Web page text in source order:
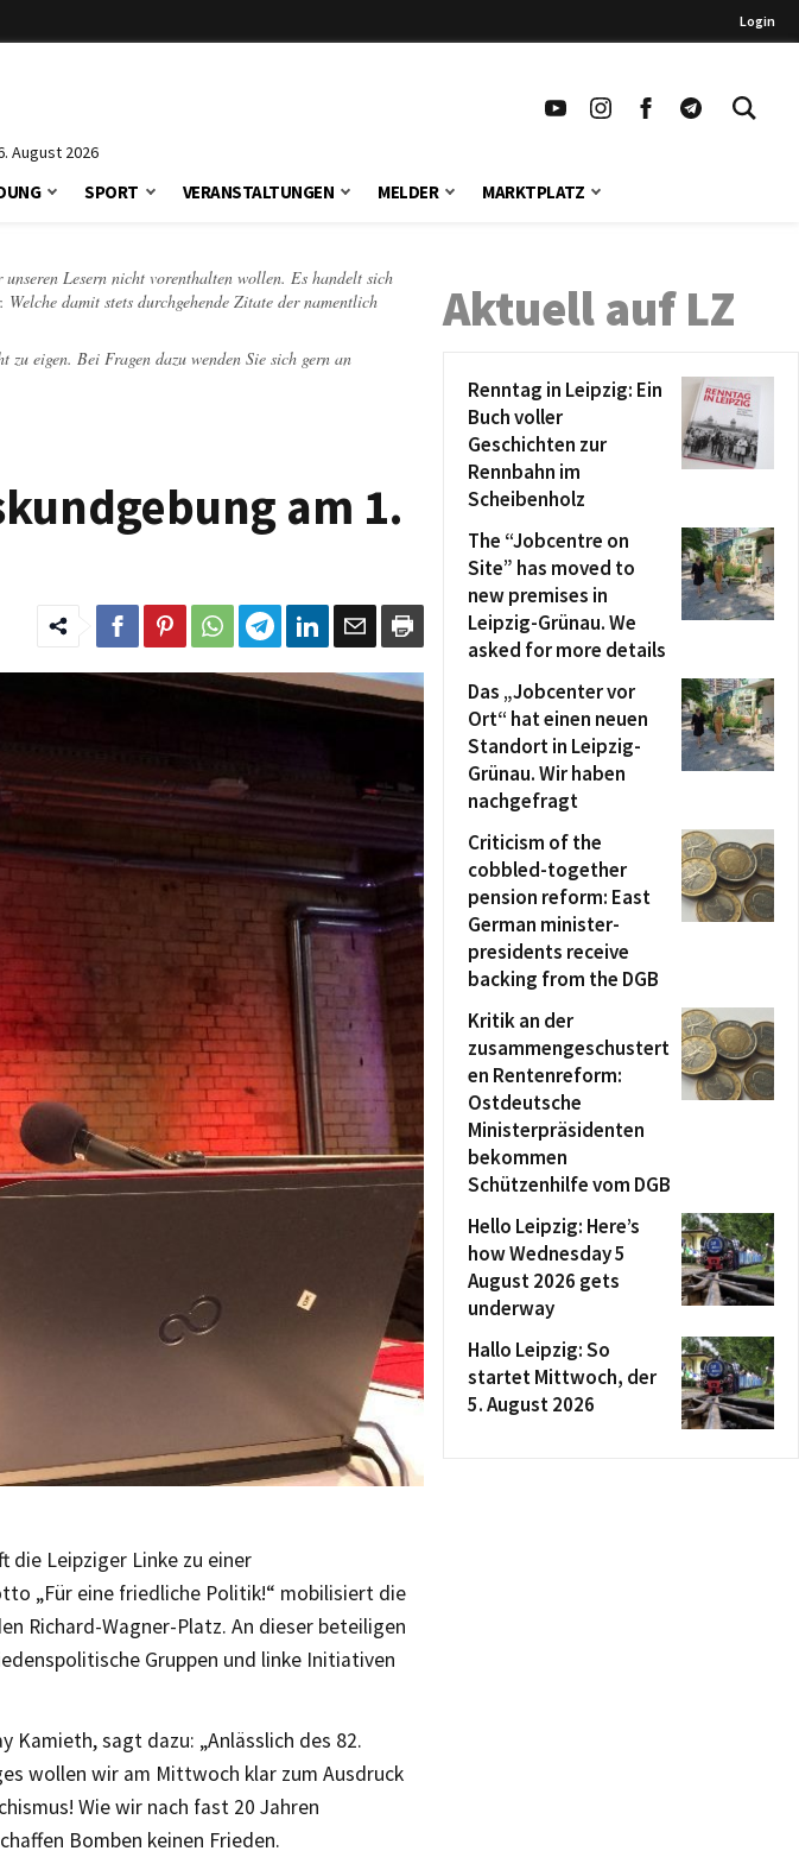
Login
August 2026
SPORT VERANSTALTUNGEN MELDER MARKTPLATZ
Lesern nicht vorenthalten wollen. Es handelt sich
damit stets durchgehende Zitate der namentlich
eigen. Bei Fragen dazu wenden Sie sich gern an
am 1.
die Leipziger Linke zu einer
„Für eine friedliche Politik!“ mobilisiert die
Richard-Wagner-Platz. An dieser beteiligen
Gruppen und linke Initiativen
Kamieth, sagt dazu: „Anlässlich des 82.
wollen wir am Mittwoch klar zum Ausdruck
Wie wir nach fast 20 Jahren
Bomben keinen Frieden.
Aktuell auf LZ
Renntag in Leipzig: Ein
Buch voller
Geschichten zur
Rennbahn im
Scheibenholz
The “Jobcentre on
Site” has moved to
new premises in
Leipzig-Grünau. We
asked for more details
Das „Jobcenter vor
Ort“ hat einen neuen
Standort in Leipzig-
Grünau. Wir haben
nachgefragt
Criticism of the
cobbled-together
pension reform: East
German minister-
presidents receive
backing from the DGB
Kritik an der
zusammengeschustert
en Rentenreform:
Ostdeutsche
Ministerpräsidenten
bekommen
Schützenhilfe vom DGB
Hello Leipzig: Here’s
how Wednesday 5
August 2026 gets
underway
Hallo Leipzig: So
startet Mittwoch, der
5. August 2026